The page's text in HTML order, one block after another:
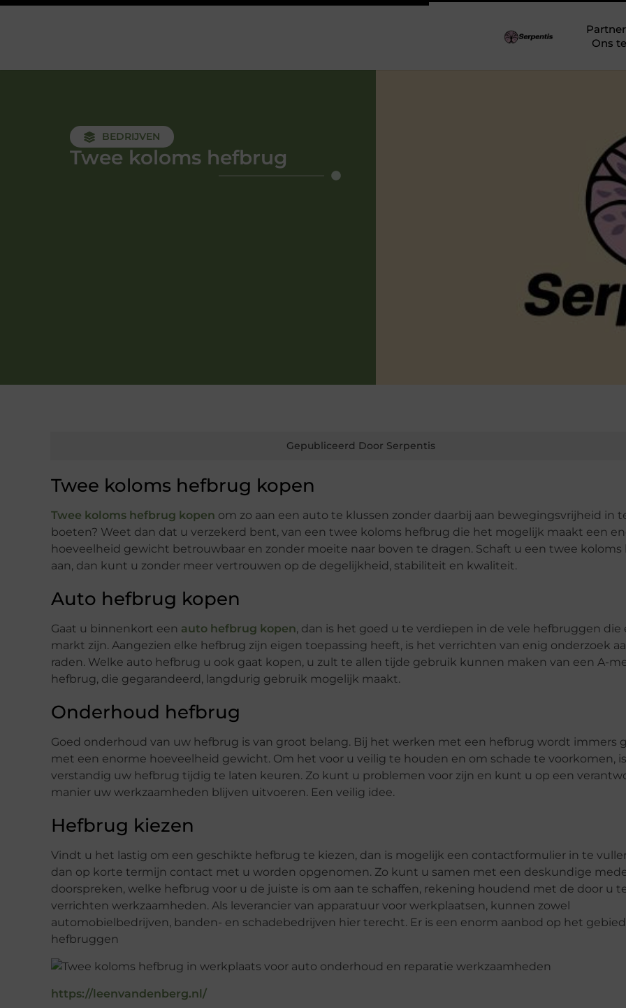
Ons
BEDRIJVEN
Twee koloms hefbrug
Gepubliceerd Door Serpentis
Twee koloms hefbrug kopen
Twee koloms hefbrug kopen om zo aan een auto te klussen zonder daarbij aan bewegingsvrijheid in
boeten? Weet dan dat u verzekerd bent, van een twee koloms hefbrug die het mogelijk maakt een
hoeveelheid gewicht betrouwbaar en zonder moeite naar boven te dragen. Schaft u een twee
aan, dan kunt u zonder meer vertrouwen op de degelijkheid, stabiliteit en kwaliteit.
Auto hefbrug kopen
Gaat u binnenkort een auto hefbrug kopen, dan is het goed u te verdiepen in de vele hefbruggen die
markt zijn. Aangezien elke hefbrug zijn eigen toepassing heeft, is het verrichten van enig onderzoek
raden. Welke auto hefbrug u ook gaat kopen, u zult te allen tijde gebruik kunnen maken van een A-
hefbrug, die gegarandeerd, langdurig gebruik mogelijk maakt.
Onderhoud hefbrug
Goed onderhoud van uw hefbrug is van groot belang. Bij het werken met een hefbrug wordt immers
met een enorme hoeveelheid gewicht. Om het voor u veilig te houden en om schade te voorkomen,
verstandig uw hefbrug tijdig te laten keuren. Zo kunt u problemen voor zijn en kunt u op een
manier uw werkzaamheden blijven uitvoeren. Een veilig idee.
Hefbrug kiezen
Vindt u het lastig om een geschikte hefbrug te kiezen, dan is mogelijk een contactformulier in te
dan op korte termijn contact met u worden opgenomen. Zo kunt u samen met een deskundige
doorspreken, welke hefbrug voor u de juiste is om aan te schaffen, rekening houdend met de door u
verrichten werkzaamheden. Als leverancier van apparatuur voor werkplaatsen, kunnen zowel
automobielbedrijven, banden- en schadebedrijven hier terecht. Er is een enorm aanbod op het
hefbruggen
https://leenvandenberg.nl/